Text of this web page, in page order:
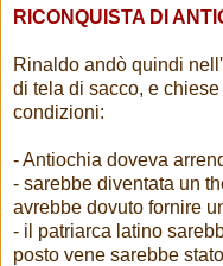
RICONQUISTA DI
Rinaldo andò quindi
di tela di sacco, e
condizioni:
- Antiochia doveva
- sarebbe diventata un
avrebbe dovuto fornire
- il patriarca latino
posto vene sarebbe